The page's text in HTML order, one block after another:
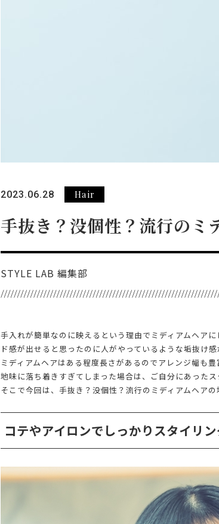
2023.06.28 Hair
手抜き？没個性？流行のミ
STYLE LAB 編集部
手入れが簡単なのに映えるという理由でミディアムヘア
ド感が出せると思ったのに人がやっているような垢抜け
ミディアムヘアはある程度長さがあるのでアレンジ幅も
地味に落ち着きすぎてしまった場合は、ご自分にあった
そこで今回は、手抜き？没個性？流行のミディアムヘア
コテやアイロンでしっかりスタイリ